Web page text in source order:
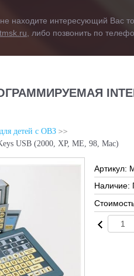
находите интересующий Вас
, либо позвонить по
детей с ОВЗ
USB (2000, XP, ME, 98, Mac)
Артикул:
Наличие: